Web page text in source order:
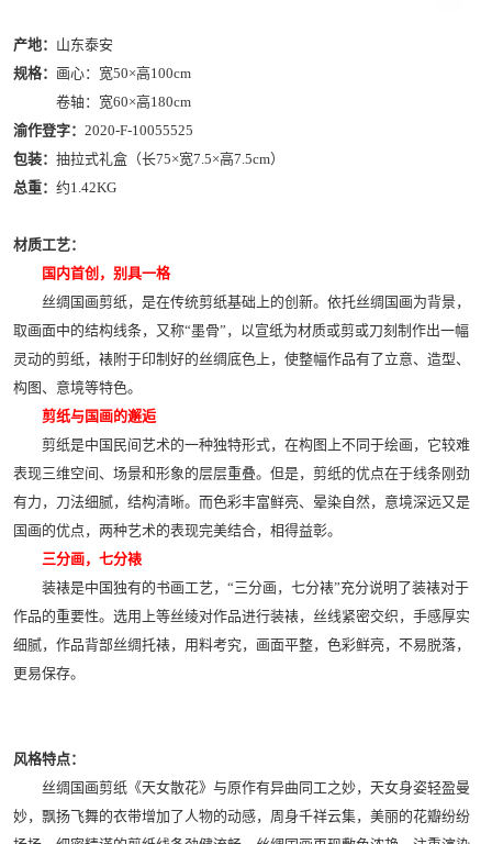
产地： 山东泰安
规格： 画心：宽50×高100cm
卷轴：宽60×高180cm
渝作登字： 2020-F-10055525
包装： 抽拉式礼盒（长75×宽7.5×高7.5cm）
总重： 约1.42KG
材质工艺：
国内首创，别具一格
丝绸国画剪纸，是在传统剪纸基础上的创新。依托丝绸国画为背景，
取画面中的结构线条，又称“墨骨”，以宣纸为材质或剪或刀刻制作出一幅
灵动的剪纸，裱附于印制好的丝绸底色上，使整幅作品有了立意、造型、
构图、意境等特色。
剪纸与国画的邂逅
剪纸是中国民间艺术的一种独特形式，在构图上不同于绘画，它较难
表现三维空间、场景和形象的层层重叠。但是，剪纸的优点在于线条刚劲
有力，刀法细腻，结构清晰。而色彩丰富鲜亮、晕染自然，意境深远又是
国画的优点，两种艺术的表现完美结合，相得益彰。
三分画，七分裱
装裱是中国独有的书画工艺，“三分画，七分裱”充分说明了装裱对于
作品的重要性。选用上等丝绫对作品进行装裱，丝线紧密交织，手感厚实
细腻，作品背部丝绸托裱，用料考究，画面平整，色彩鲜亮，不易脱落，
更易保存。
风格特点：
丝绸国画剪纸《天女散花》与原作有异曲同工之妙，天女身姿轻盈曼
妙，飘扬飞舞的衣带增加了人物的动感，周身千祥云集，美丽的花瓣纷纷